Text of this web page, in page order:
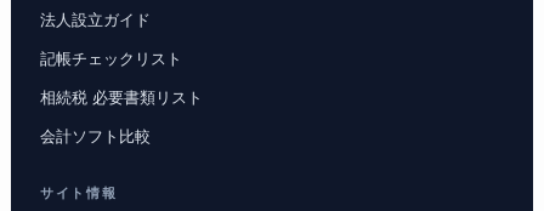
法人設立ガイド
記帳チェックリスト
相続税 必要書類リスト
会計ソフト比較
サイト情報